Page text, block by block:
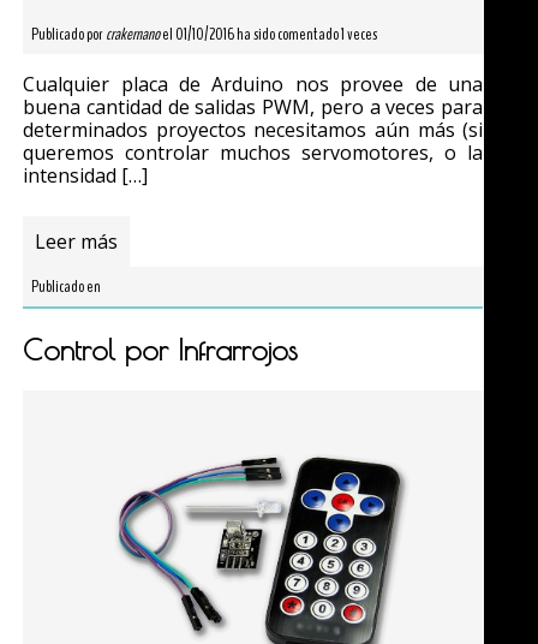
Publicado porcrakernanoel 01/10/2016 ha sido comentado 1 veces
Cualquier placa de Arduino nos provee de una
buena cantidad de salidas PWM, pero a veces para
determinados proyectos necesitamos aún más (si
queremos controlar muchos servomotores, o la
intensidad […]
Leer más
Publicado en
Control por Infrarrojos